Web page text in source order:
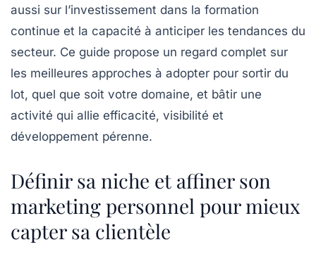
aussi sur l’investissement dans la formation
continue et la capacité à anticiper les tendances du
secteur. Ce guide propose un regard complet sur
les meilleures approches à adopter pour sortir du
lot, quel que soit votre domaine, et bâtir une
activité qui allie efficacité, visibilité et
développement pérenne.
Définir sa niche et affiner son
marketing personnel pour mieux
capter sa clientèle